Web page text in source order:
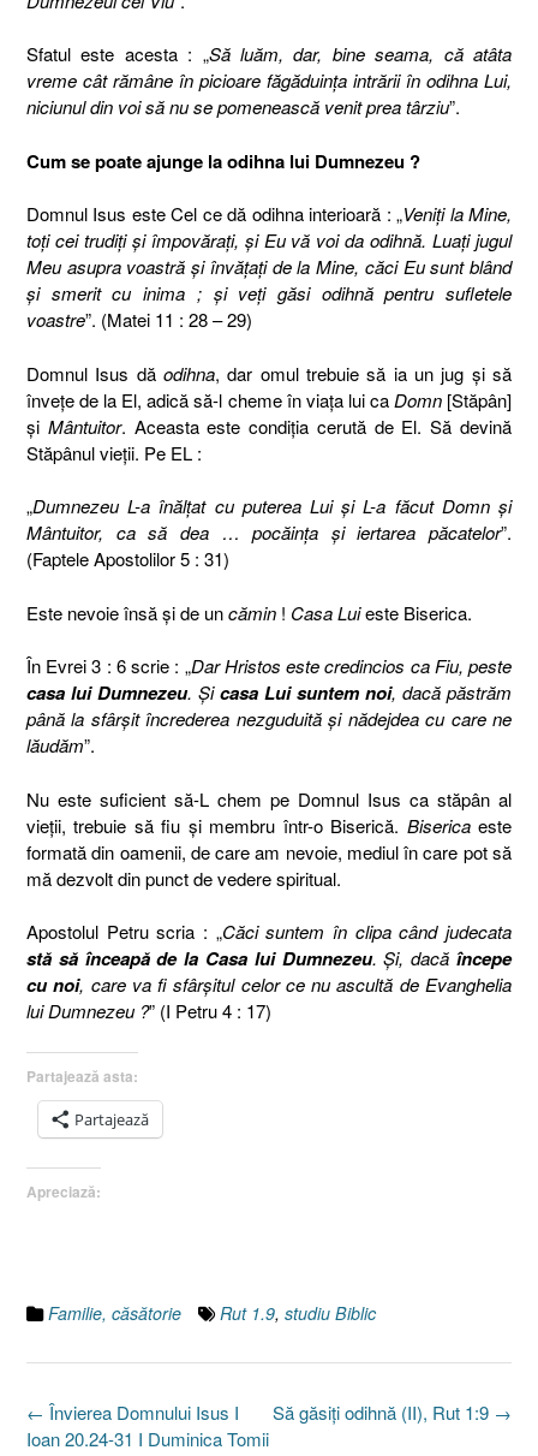
Sfatul este acesta : „Să luăm, dar, bine seama, că atâta
vreme cât rămâne în picioare făgăduinţa intrării în odihna Lui,
niciunul din voi să nu se pomenească venit prea târziu”.
Cum se poate ajunge la odihna lui Dumnezeu ?
Domnul Isus este Cel ce dă odihna interioară : „Veniţi la Mine,
toţi cei trudiţi şi împovăraţi, şi Eu vă voi da odihnă. Luaţi jugul
Meu asupra voastră şi învăţaţi de la Mine, căci Eu sunt blând
şi smerit cu inima ; şi veţi găsi odihnă pentru sufletele
voastre”. (Matei 11 : 28 – 29)
Domnul Isus dă odihna, dar omul trebuie să ia un jug şi să
înveţe de la El, adică să-l cheme în viaţa lui caDomn[Stăpân]
şi Mântuitor. Aceasta este condiţia cerută de El. Să devină
Stăpânul vieţii. Pe EL :
„Dumnezeu L-a înălţat cu puterea Lui şi L-a făcut Domn şi
Mântuitor, ca să dea … pocăinţa şi iertarea păcatelor”.
(Faptele Apostolilor 5 : 31)
Este nevoie însă şi de uncămin ! Casa Luieste Biserica.
În Evrei 3 : 6 scrie : „Dar Hristos este credincios ca Fiu, peste
casa lui Dumnezeu. Şicasa Lui suntem noi, dacă păstrăm
până la sfârşit încrederea nezguduită şi nădejdea cu care ne
lăudăm”.
Nu este suficient să-L chem pe Domnul Isus ca stăpân al
vieţii, trebuie să fiu şi membru într-o Biserică. Bisericaeste
formată din oamenii, de care am nevoie, mediul în care pot să
mă dezvolt din punct de vedere spiritual.
Apostolul Petru scria : „Căci suntem în clipa când judecata
stă să înceapă de la Casa lui Dumnezeu. Şi, dacăîncepe
cu noi, care va fi sfârşitul celor ce nu ascultă de Evanghelia
lui Dumnezeu ?” (I Petru 4 : 17)
Partajează asta:
Partajează
Apreciază:
Familie, căsătorie Rut 1.9, studiu Biblic
Post
navigation
Să găsiţi odihnă (II), Rut 1:9 →
← Învierea Domnului Isus I
Ioan 20.24-31 I Duminica Tomii